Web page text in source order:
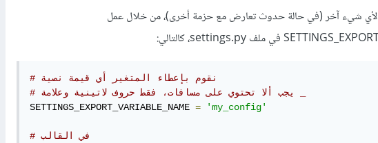
ويمكنك تغير كلمة settings لأي شيء آخر (في حالة حدوث تعارض مع حزمة أخرى)، من خلال عمل
# نقوم بإعطاء المتغير أي قيمة نصية
SETTINGS_EXPORT_VARIABLE_NAME = 'my_config'
# في القالب